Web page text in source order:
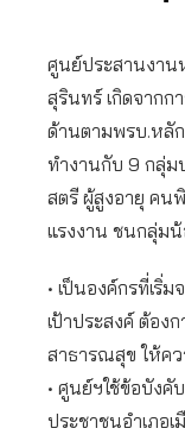
ศูนย์ประสานงาน
สุรินทร์ เกิดจากก
ด้านตามพรบ.หลั
ทำงานกับ 9 กลุ่ม
สตรี ผู้สูงอายุ คน
แรงงาน ชนกลุ่มน้
• เป็นองค์กรที่เริ่
เป้าประสงค์ ต้อง
สาธารณสุข ให้ค
• ศูนย์ฯใช้ข้อบัง
ประชาชนอำเภอ